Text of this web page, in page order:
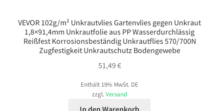
VEVOR 102g/m² Unkrautvlies Gartenvlies gegen Unkraut
1,8×91,4mm Unkrautfolie aus PP Wasserdurchlässig
Reißfest Korrosionsbeständig Unkrautflies 570/700N
Zugfestigkeit Unkrautschutz Bodengewebe
51,49 €
Enthält 19% MwSt. DE
zzgl. Versand